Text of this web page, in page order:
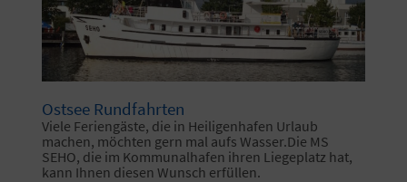
Ostsee Rundfahrten
Viele Feriengäste, die in Heiligenhafen Urlaub
machen, möchten gern mal aufs Wasser.Die MS
SEHO, die im Kommunalhafen ihren Liegeplatz hat,
kann Ihnen diesen Wunsch erfüllen.